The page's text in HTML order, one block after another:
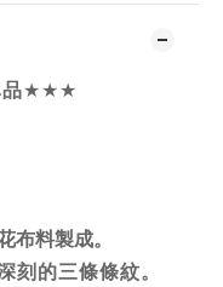
★★★
布料製成。
刻的三條條紋。